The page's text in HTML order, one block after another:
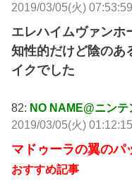
2019/03/05(火)
エレハイムヴァンホ
知性的だけど陰のあ
イクでした
82: NO NAME@ニン
2019/03/05(火)
マドゥーラの翼のパ
おすすめ記事